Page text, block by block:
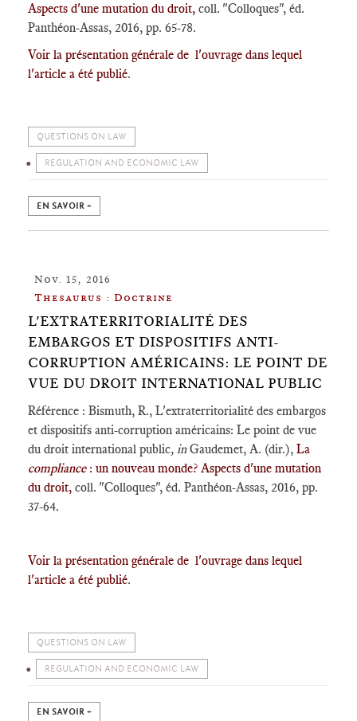
Aspects d'une mutation du droit, coll. "Colloques", éd.
Panthéon-Assas, 2016, pp. 65-78.
Voir la présentation générale de l'ouvrage dans lequel
l'article a été publié.
QUESTIONS ON LAW
REGULATION AND ECONOMIC LAW
EN SAVOIR +
Nov. 15, 2016
Thesaurus : Doctrine
L'EXTRATERRITORIALITÉ DES
EMBARGOS ET DISPOSITIFS ANTI-
CORRUPTION AMÉRICAINS: LE POINT DE
VUE DU DROIT INTERNATIONAL PUBLIC
Référence : Bismuth, R., L'extraterritorialité des embargos
et dispositifs anti-corruption américains: Le point de vue
du droit international public, inGaudemet, A. (dir.), La
compliance : un nouveau monde? Aspects d'une mutation
du droit, coll. "Colloques", éd. Panthéon-Assas, 2016, pp.
37-64.
Voir la présentation générale de l'ouvrage dans lequel
l'article a été publié.
QUESTIONS ON LAW
REGULATION AND ECONOMIC LAW
EN SAVOIR +